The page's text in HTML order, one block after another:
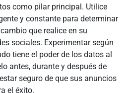
como pilar principal. Utilice
y constante para determinar
que realice en su
sociales. Experimentar según
tiene el poder de los datos al
antes, durante y después de
seguro de que sus anuncios
el éxito.